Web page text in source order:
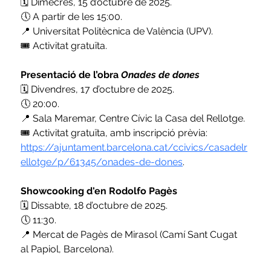
🗓️ Dimecres, 15 d’octubre de 2025.
🕔 A partir de les 15:00.
📍 Universitat Politècnica de València (UPV).
🎟️ Activitat gratuïta.
Presentació de l’obra Onades de dones
🗓️ Divendres, 17 d’octubre de 2025.
🕔 20:00.
📍 Sala Maremar, Centre Cívic la Casa del Rellotge.
🎟️ Activitat gratuïta, amb inscripció prèvia:
https://ajuntament.barcelona.cat/ccivics/casadelr
ellotge/p/61345/onades-de-dones.
Showcooking d'en Rodolfo Pagès
🗓️ Dissabte, 18 d’octubre de 2025.
🕔 11:30.
📍 Mercat de Pagès de Mirasol (Camí Sant Cugat
al Papiol, Barcelona).